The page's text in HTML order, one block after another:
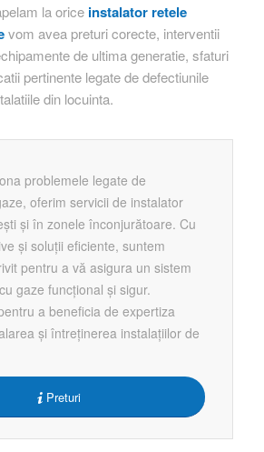
la orice instalator retele
vom avea preturi corecte, interventii
de ultima generatie, sfaturi
pertinente legate de defectiunile
din locuinta.
problemele legate de
oferim servicii de instalator
și în zonele înconjurătoare. Cu
și soluții eficiente, suntem
pentru a vă asigura un sistem
gaze funcțional și sigur.
a beneficia de expertiza
și întreținerea instalațiilor de
Preturi